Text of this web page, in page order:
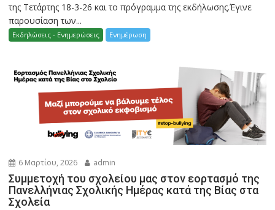
της Τετάρτης 18-3-26 και το πρόγραμμα της εκδήλωσης.Έγινε
παρουσίαση των...
Εκδηλώσεις - Ενημερώσεις Ενημέρωση
6 Μαρτίου, 2026 admin
Συμμετοχή του σχολείου μας στον εορτασμό της
Πανελλήνιας Σχολικής Ημέρας κατά της Βίας στα
Σχολεία